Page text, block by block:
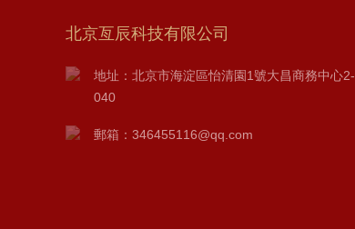
北京亙辰科技有限公司
地址：北京市海淀區怡清園1號大昌商務中心2-
040
郵箱：346455116@qq.com